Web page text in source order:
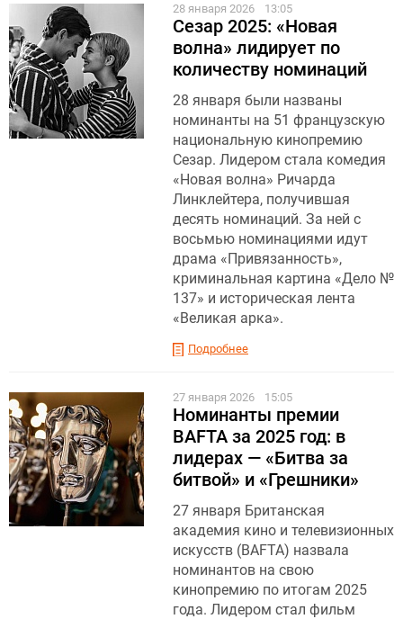
28 января 2026 13:05
Сезар 2025: «Новая
волна» лидирует по
количеству номинаций
28 января были названы
номинанты на 51 французскую
национальную кинопремию
Сезар. Лидером стала комедия
«Новая волна» Ричарда
Линклейтера, получившая
десять номинаций. За ней с
восьмью номинациями идут
драма «Привязанность»,
криминальная картина «Дело №
137» и историческая лента
«Великая арка».
Подробнее
27 января 2026 15:05
Номинанты премии
BAFTA за 2025 год: в
лидерах — «Битва за
битвой» и «Грешники»
27 января Британская
академия кино и телевизионных
искусств (BAFTA) назвала
номинантов на свою
кинопремию по итогам 2025
года. Лидером стал фильм